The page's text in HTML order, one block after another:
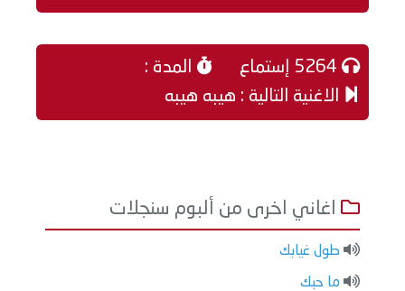
المدة :
الاغنية التالية : هيبه هيبه
اغاني اخرى من ألبوم سنجلات
طول غيابك
ما حبك